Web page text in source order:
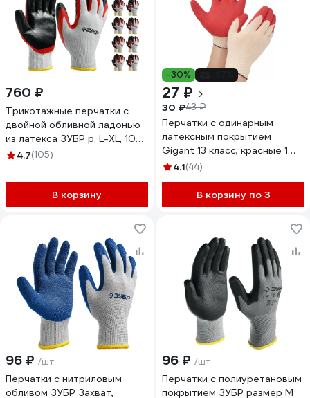
760 ₽
Трикотажные перчатки с
двойной обливной ладонью
из латекса ЗУБР р. L-XL, 10
пар 11459-K10
4.7(105)
В корзину
-30%
27 ₽
30 ₽43 ₽
Перчатки с одинарным
латексным покрытием
Gigant 13 класс, красные 1
пара GGL-15
4.1(44)
В корзину по 3
96 ₽ /шт
Перчатки с нитриловым
обливом ЗУБР Захват,
96 ₽ /шт
Перчатки с полиуретановым
покрытием ЗУБР размер M